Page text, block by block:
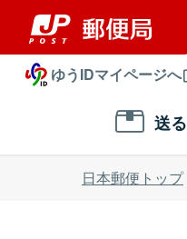
ゆうIDマイページへ
送る
日本郵便トップ